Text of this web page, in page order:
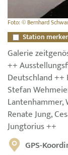
Foto: © Bernhard
Station
Galerie
++
Deutschland ++
Stefan
Lantenhammer,
Renate Jung,
Jungtorius ++
GPS-